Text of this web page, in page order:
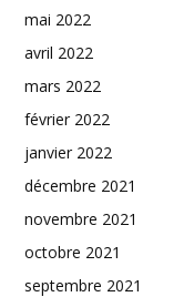
mai 2022
avril 2022
mars 2022
février 2022
janvier 2022
décembre 2021
novembre 2021
octobre 2021
septembre 2021